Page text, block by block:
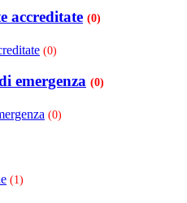
accreditate (0)
(0)
emergenza (0)
(0)
(1)